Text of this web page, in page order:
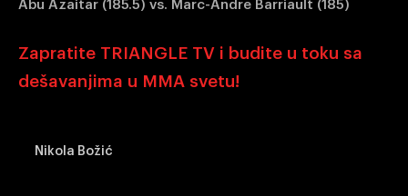
Abu Azaitar (185.5) vs. Marc-Andre Barriault (185)
Zapratite TRIANGLE TV i budite u toku sa
dešavanjima u MMA svetu!
Nikola Božić